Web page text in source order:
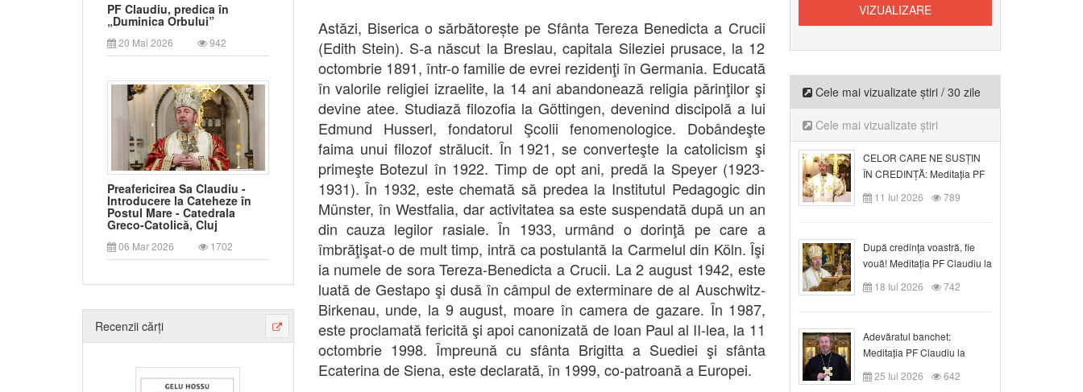
PF Claudiu, predica în
„Duminica Orbului”
20 Mai 2026 942
Preafericirea Sa Claudiu -
Introducere la Cateheze în
Postul Mare - Catedrala
Greco-Catolică, Cluj
06 Mar 2026 1702
Recenzii cărți
Astăzi, Biserica o sărbătorește pe Sfânta Tereza Benedicta a Crucii
(Edith Stein). S-a născut la Breslau, capitala Sileziei prusace, la 12
octombrie 1891, într-o familie de evrei rezidenţi în Germania. Educată
în valorile religiei izraelite, la 14 ani abandonează religia părinţilor şi
devine atee. Studiază filozofia la Göttingen, devenind discipolă a lui
Edmund Husserl, fondatorul Şcolii fenomenologice. Dobândeşte
faima unui filozof strălucit. În 1921, se converteşte la catolicism şi
primeşte Botezul în 1922. Timp de opt ani, predă la Speyer (1923-
1931). În 1932, este chemată să predea la Institutul Pedagogic din
Münster, în Westfalia, dar activitatea sa este suspendată după un an
din cauza legilor rasiale. În 1933, urmând o dorinţă pe care a
îmbrăţişat-o de mult timp, intră ca postulantă la Carmelul din Köln. Îşi
ia numele de sora Tereza-Benedicta a Crucii. La 2 august 1942, este
luată de Gestapo şi dusă în câmpul de exterminare de al Auschwitz-
Birkenau, unde, la 9 august, moare în camera de gazare. În 1987,
este proclamată fericită şi apoi canonizată de Ioan Paul al II-lea, la 11
octombrie 1998. Împreună cu sfânta Brigitta a Suediei şi sfânta
Ecaterina de Siena, este declarată, în 1999, co-patroană a Europei.
Cele mai vizualizate știri / 30 zile
Cele mai vizualizate știri
CELOR CARE NE SUSȚIN
ÎN CREDINȚĂ: Meditația PF
Claudiu la Duminica a VI-a
după Rusalii
11 Iul 2026 789
După credinţa voastră, fie
vouă! Meditația PF Claudiu la
duminica a VII-a după Rusalii
18 Iul 2026 742
Adevăratul banchet:
Meditația PF Claudiu la
Duminica a VIII-a după
Rusalii
25 Iul 2026 642